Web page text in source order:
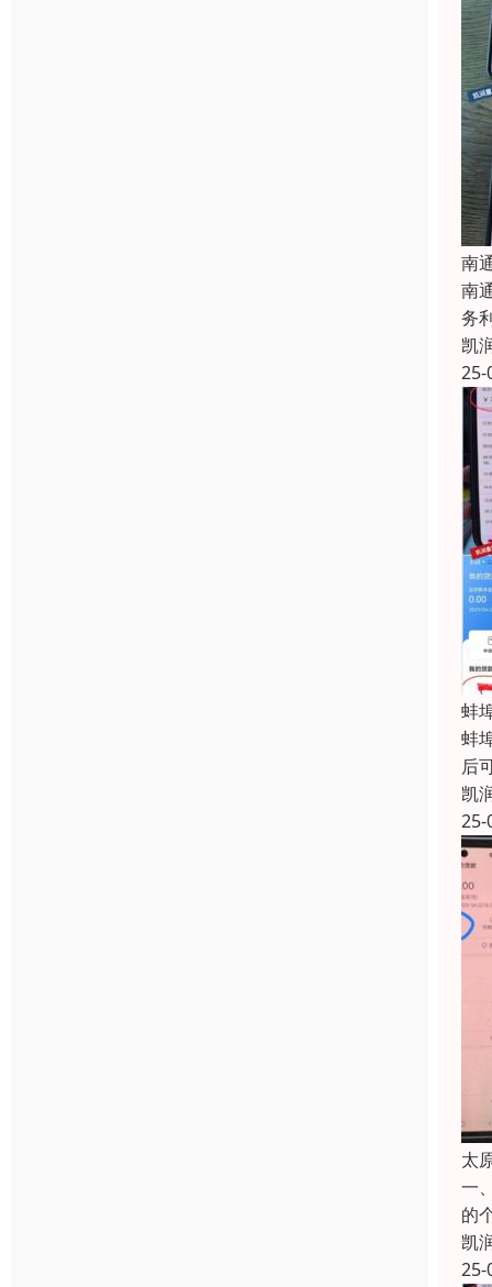
南
南
务
凯
25-
蚌
蚌
后
凯
25-
太
一
的
凯
25-